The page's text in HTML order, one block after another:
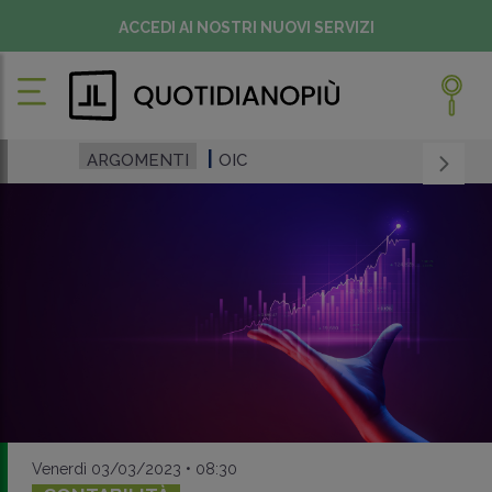
ACCEDI AI NOSTRI NUOVI SERVIZI
ARGOMENTI OIC
Venerdì 03/03/2023 • 08:30